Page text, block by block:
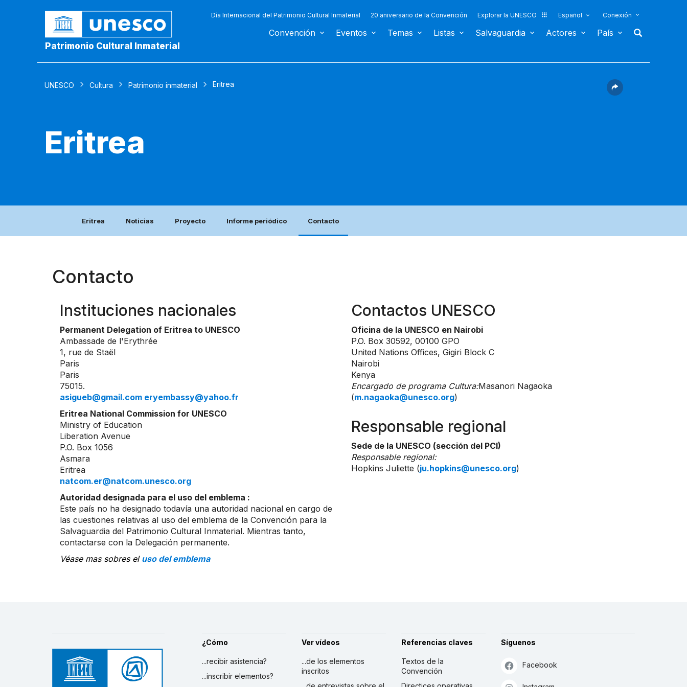
Patrimonio Cultural Inmaterial
Día Internacional del Patrimonio Cultural Inmaterial 20 aniversario de la Convención Explorar la UNESCO Español Conexión
Convención Eventos Temas Listas Salvaguardia Actores País
UNESCO Cultura Patrimonio inmaterial Eritrea
Eritrea
Eritrea Noticias Proyecto Informe periódico Contacto
Contacto
Instituciones nacionales
Permanent Delegation of Eritrea to UNESCO
Ambassade de l'Erythrée
1, rue de Staël
Paris
Paris
75015.
asigueb@gmail.com eryembassy@yahoo.fr
Eritrea National Commission for UNESCO
Ministry of Education
Liberation Avenue
P.O. Box 1056
Asmara
Eritrea
natcom.er@natcom.unesco.org
Autoridad designada para el uso del emblema :
Este país no ha designado todavía una autoridad nacional en cargo de
las cuestiones relativas al uso del emblema de la Convención para la
Salvaguardia del Patrimonio Cultural Inmaterial. Mientras tanto,
contactarse con la Delegación permanente.
Véase mas sobres el uso del emblema
Contactos UNESCO
Oficina de la UNESCO en Nairobi
P.O. Box 30592, 00100 GPO
United Nations Offices, Gigiri Block C
Nairobi
Kenya
Encargado de programa Cultura:Masanori Nagaoka
(m.nagaoka@unesco.org)
Responsable regional
Sede de la UNESCO (sección del PCI)
Responsable regional:
Hopkins Juliette (ju.hopkins@unesco.org)
¿Cómo
...recibir asistencia?
...inscribir elementos?
Ver vídeos
...de los elementos
inscritos
Referencias claves
Textos de la
Convención
Síguenos
Facebook